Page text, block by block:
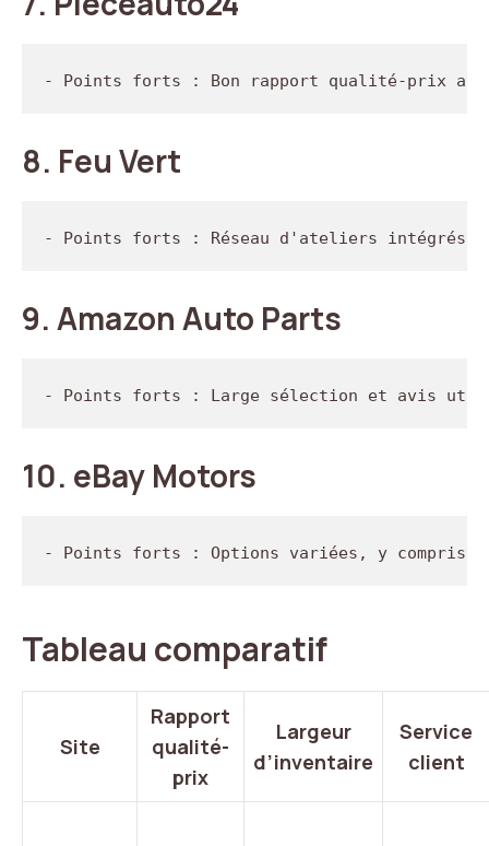
8. Feu Vert
9. Amazon Auto Parts
10. eBay Motors
Tableau comparatif
Site
Rapport
qualité-
prix
Largeur
d’inventaire
Service
client